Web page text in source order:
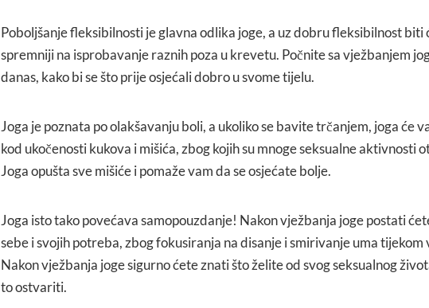
Poboljšanje fleksibilnosti je glavna odlika joge, a uz dobru fleksibilnost biti
spremniji na isprobavanje raznih poza u krevetu. Počnite sa vježbanjem
danas, kako bi se što prije osjećali dobro u svome tijelu.
Joga je poznata po olakšavanju boli, a ukoliko se bavite trčanjem, joga će
kod ukočenosti kukova i mišića, zbog kojih su mnoge seksualne aktivnosti
Joga opušta sve mišiće i pomaže vam da se osjećate bolje.
Joga isto tako povećava samopouzdanje! Nakon vježbanja joge postati
sebe i svojih potreba, zbog fokusiranja na disanje i smirivanje uma tijekom
Nakon vježbanja joge sigurno ćete znati što želite od svog seksualnog
to ostvariti.